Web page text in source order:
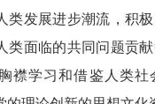
类发展进步潮流，积
类面临的共同问题贡
襟学习和借鉴人类社